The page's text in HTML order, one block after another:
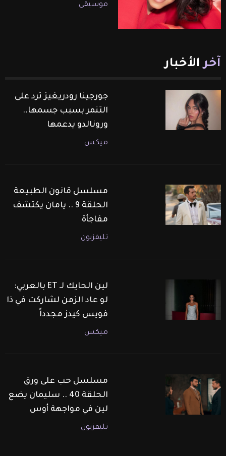
موسيقى
آخر الأخبار
جورجينا رودريغيز ترد على
التنمر بسبب جسمها..
ورونالدو يدعمها
ميكس
مسلسل قانون الطبيعة
الحلقة 9 .. يامان يكتشف
مفاجأة
تليفزيون
لين الحايك لـ ET بالعربي:
لو عاد الزمن لشاركت في ذا
فويس كيدز مجدداً
ميكس
مسلسل حب على ورق
الحلقة 40 .. سليمان يضع
لين في مواجهة أوس
تليفزيون